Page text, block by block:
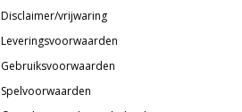
Disclaimer/vrijwaring
Leveringsvoorwaarden
Gebruiksvoorwaarden
Spelvoorwaarden